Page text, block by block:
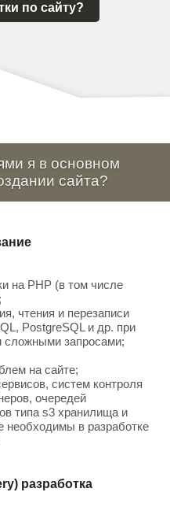
по сайту?
я в основном
сайта?
на PHP (в том числе
чтения и перезаписи
PostgreSQL и др. при
сложными запросами;
на сайте;
систем контроля
очередей
типа s3 хранилища и
необходимы в разработке
разработка